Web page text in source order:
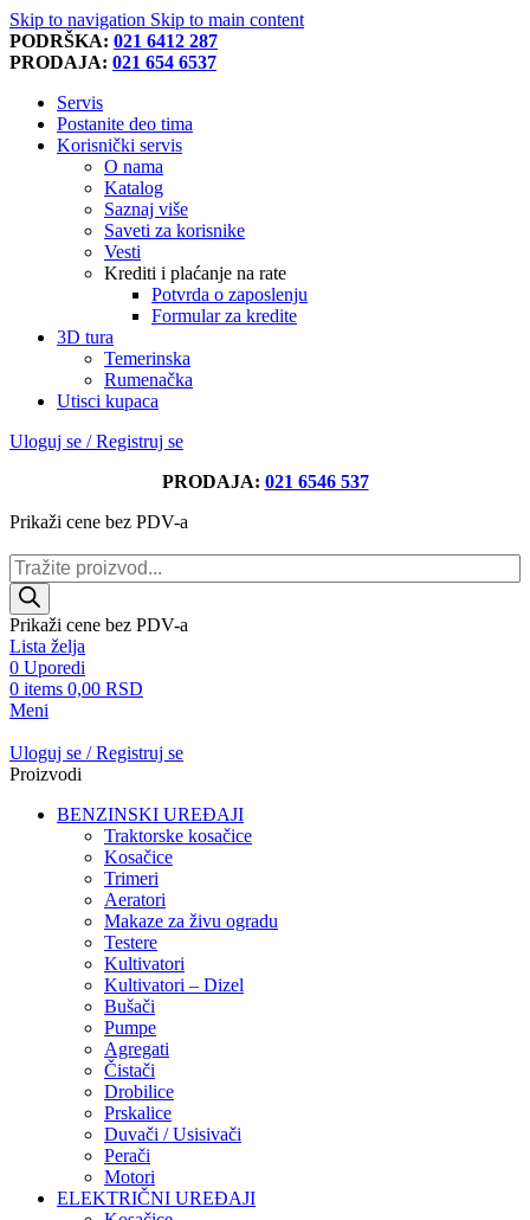
Skip to navigation Skip to main content
PODRŠKA: 021 6412 287
PRODAJA: 021 654 6537
Servis
Postanite deo tima
Korisnički servis
O nama
Katalog
Saznaj više
Saveti za korisnike
Vesti
Krediti i plaćanje na rate
Potvrda o zaposlenju
Formular za kredite
3D tura
Temerinska
Rumenačka
Utisci kupaca
Uloguj se / Registruj se
PRODAJA: 021 6546 537
Prikaži cene bez PDV-a
Products
search
Prikaži cene bez PDV-a
Lista želja
0 Uporedi
0 items 0,00 RSD
Meni
Uloguj se / Registruj se
Proizvodi
BENZINSKI UREĐAJI
Traktorske kosačice
Kosačice
Trimeri
Aeratori
Makaze za živu ogradu
Testere
Kultivatori
Kultivatori – Dizel
Bušači
Pumpe
Agregati
Čistači
Drobilice
Prskalice
Duvači / Usisivači
Perači
Motori
ELEKTRIČNI UREĐAJI